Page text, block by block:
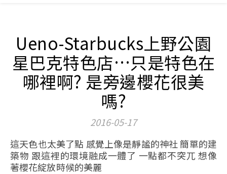
Ueno-Starbucks上野公園
星巴克特色店…只是特色在
哪裡啊? 是旁邊櫻花很美
嗎?
2016-05-17
這天色也太美了點 感覺上像是靜謐的神社 簡單的建
築物 跟這裡的環境融成一體了 一點都不突兀 想像
著櫻花綻放時候的美麗